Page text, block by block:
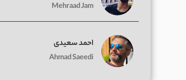
Mehraad Jam
احمد سعیدی
Ahmad Saeedi